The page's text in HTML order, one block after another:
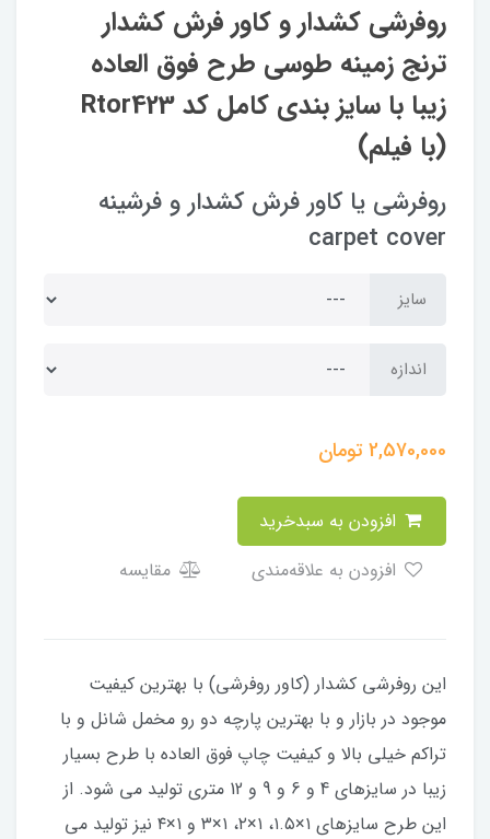
روفرشی کشدار و کاور فرش کشدار
ترنج زمینه طوسی طرح فوق العاده
زیبا با سایز بندی کامل کد Rtor423
(با فیلم)
روفرشی یا کاور فرش کشدار و فرشینه
carpet cover
سایز
اندازه
2,570,000تومان
مقایسه
این روفرشی کشدار (کاور روفرشی) با بهترین کیفیت
موجود در بازار و با بهترین پارچه دو رو مخمل شانل و با
تراکم خیلی بالا و کیفیت چاپ فوق العاده با طرح بسیار
زیبا در سایزهای 4 و 6 و 9 و 12 متری تولید می شود. از
این طرح سایزهای ۱×۱.۵، ۱×۲، ۱×۳ و ۱×۴ نیز تولید می